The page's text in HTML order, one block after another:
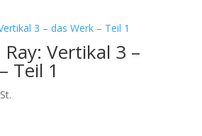
Vertikal 3 –
Teil 1